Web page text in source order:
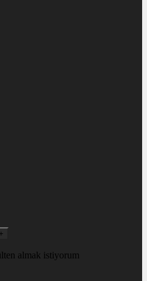
+
almak istiyorum